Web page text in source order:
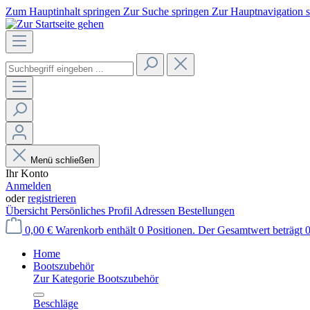
Zum Hauptinhalt springen Zur Suche springen Zur Hauptnavigation
Menü schließen
Ihr Konto
Anmelden
oderregistrieren
Übersicht Persönliches Profil Adressen Bestellungen
0,00 € Warenkorb enthält 0 Positionen. Der Gesamtwert beträgt
Home
Bootszubehör
Zur Kategorie Bootszubehör
Beschläge